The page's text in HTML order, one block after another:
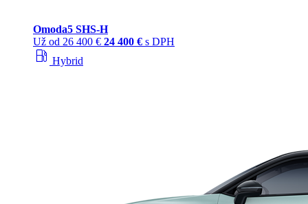
Omoda5 SHS‑H
Už od 26 400 € 24 400 € s DPH
local_gas_station Hybrid